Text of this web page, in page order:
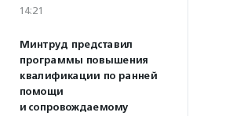
14:21
Минтруд представил
программы повышения
квалификации по ранней
помощи
и сопровождаемому